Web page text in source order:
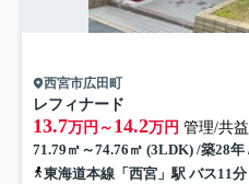
西宮市広田町
レフィナード
13.7万円～ 14.2万円 管理/共
71.79㎡～74.76㎡ (3LDK) /築28年
東海道本線「西宮」駅 バス11